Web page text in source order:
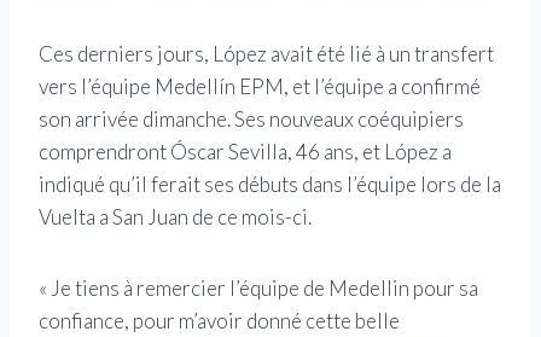
Ces derniers jours, López avait été lié à un transfert
vers l’équipe Medellín EPM, et l’équipe a confirmé
son arrivée dimanche. Ses nouveaux coéquipiers
comprendront Óscar Sevilla, 46 ans, et López a
indiqué qu’il ferait ses débuts dans l’équipe lors de la
Vuelta a San Juan de ce mois-ci.
« Je tiens à remercier l’équipe de Medellin pour sa
confiance, pour m’avoir donné cette belle